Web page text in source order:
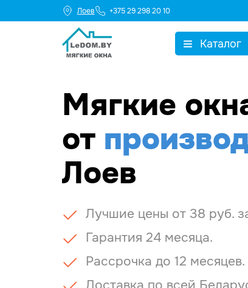
Лоев +375 29 298 20 10
Каталог
▼
Мягкие
от
Лоев
Лучшие цены от 38 руб.
Гарантия 24 месяца.
Рассрочка до 12 месяцев.